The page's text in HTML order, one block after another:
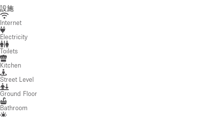
設施
Internet
Electricity
Toilets
Kitchen
Street Level
Ground Floor
Bathroom